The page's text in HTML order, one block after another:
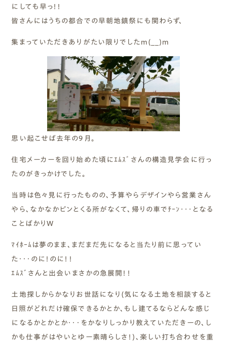
モデルハウスを見る
にしても早っ！！
皆さんにはうちの都合での早朝地鎮祭にも関わらず、
集まっていただきありがたい限りでしたm(__)m
思い起こせば去年の9月。
住宅メーカーを回り始めた頃にｴﾑｽﾞさんの構造見学会に行っ
たのがきっかけでした。
当時は色々見に行ったものの、予算やらデザインやら営業さん
やら、なかなかピンとくる所がなくて、帰りの車でﾁｰﾝ・・・となる
ことばかりW
ﾏｲﾎｰﾑは夢のまま、まだまだ先になると当たり前に思ってい
た・・・のに！のに！！
ｴﾑｽﾞさんと出会いまさかの急展開！！
土地探しからかなりお世話になり(気になる土地を相談すると
日照がどれだけ確保できるかとか、もし建てるならどんな感じ
になるかとかとか・・・をかなりしっかり教えていただきーの、し
かも仕事がはやいとゆー素晴らしさ！)、楽しい打ち合わせを重